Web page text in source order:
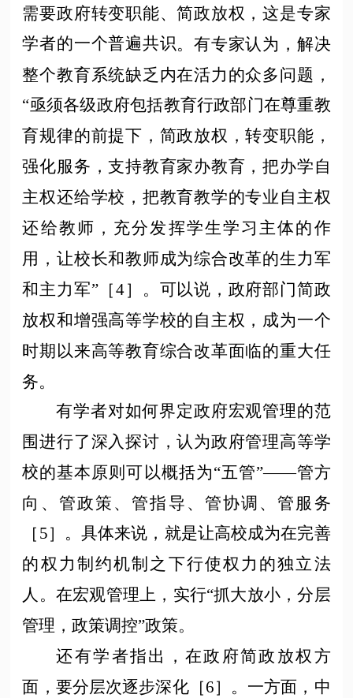
需要政府转变职能、简政放权，这是专家
学者的一个普遍共识。有专家认为，解决
整个教育系统缺乏内在活力的众多问题，
“亟须各级政府包括教育行政部门在尊重教
育规律的前提下，简政放权，转变职能，
强化服务，支持教育家办教育，把办学自
主权还给学校，把教育教学的专业自主权
还给教师，充分发挥学生学习主体的作
用，让校长和教师成为综合改革的生力军
和主力军”［4］。可以说，政府部门简政
放权和增强高等学校的自主权，成为一个
时期以来高等教育综合改革面临的重大任
务。
有学者对如何界定政府宏观管理的范
围进行了深入探讨，认为政府管理高等学
校的基本原则可以概括为“五管”——管方
向、管政策、管指导、管协调、管服务
［5］。具体来说，就是让高校成为在完善
的权力制约机制之下行使权力的独立法
人。在宏观管理上，实行“抓大放小，分层
管理，政策调控”政策。
还有学者指出，在政府简政放权方
面，要分层次逐步深化［6］。一方面，中